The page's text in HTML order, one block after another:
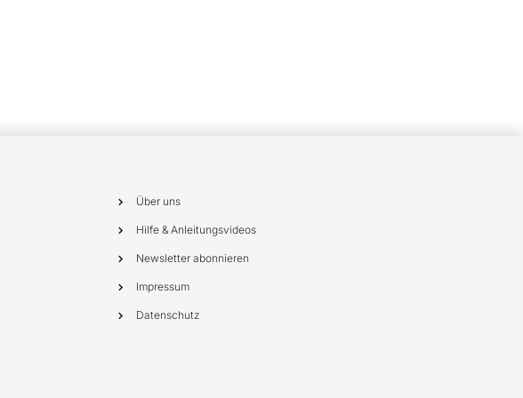
Über uns
Hilfe & Anleitungsvideos
Newsletter abonnieren
Impressum
Datenschutz